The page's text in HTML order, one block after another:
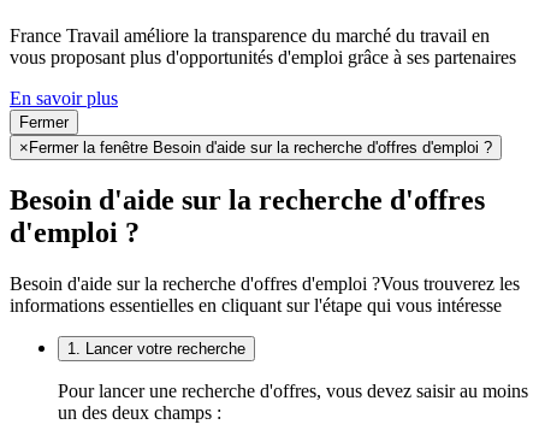
France Travail améliore la transparence du marché du travail en
vous proposant plus d'opportunités d'emploi grâce à ses partenaires
En savoir plus
Fermer
× Fermer la fenêtre Besoin d'aide sur la recherche d'offres d'emploi ?
Besoin d'aide sur la recherche d'offres
d'emploi ?
Besoin d'aide sur la recherche d'offres d'emploi ?Vous trouverez les
informations essentielles en cliquant sur l'étape qui vous intéresse
1. Lancer votre recherche
Pour lancer une recherche d'offres, vous devez saisir au moins
un des deux champs :